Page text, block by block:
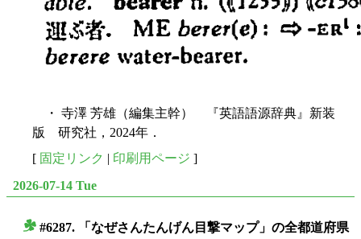
・ 寺澤 芳雄（編集主幹） 『英語語源辞典』新装
版 研究社，2024年．
[ 固定リンク | 印刷用ページ ]
2026-07-14 Tue
#6287. 「なぜさんたんげん目撃マップ」の全都道府県